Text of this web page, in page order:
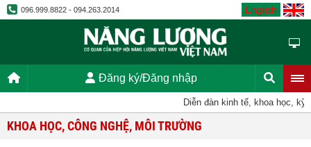
096.999.8822 - 094.263.2014 English
Đăng ký/Đăng nhập
Diễn đàn kinh tế, khoa học, kỹ
KHOA HỌC, CÔNG NGHỆ, MÔI TRƯỜNG